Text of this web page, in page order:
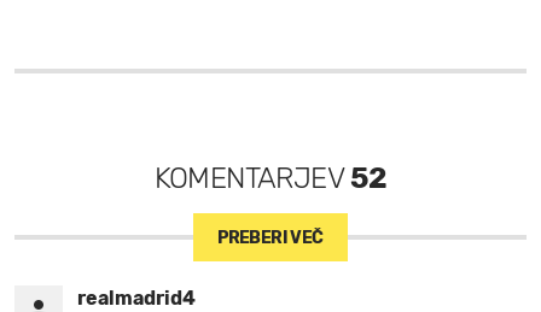
KOMENTARJEV52
PREBERI VEČ
realmadrid4